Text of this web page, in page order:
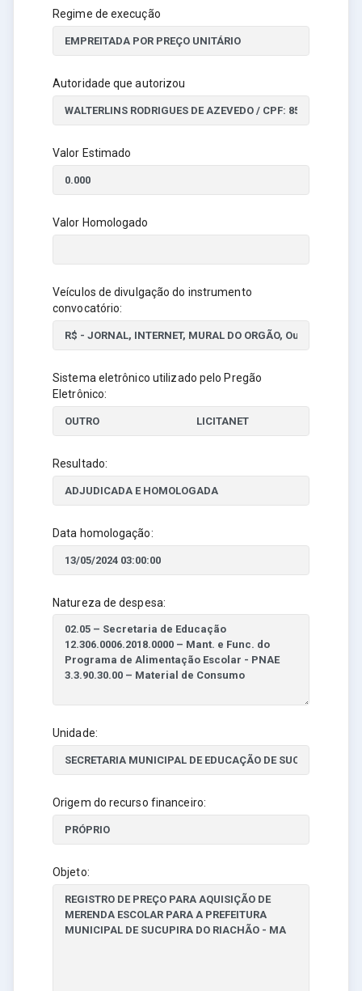
Regime de execução
Autoridade que autorizou
Valor Estimado
Valor Homologado
Veículos de divulgação do instrumento
convocatório:
Sistema eletrônico utilizado pelo Pregão
Eletrônico:
Resultado:
Data homologação:
Natureza de despesa:
Unidade:
Origem do recurso financeiro:
Objeto: